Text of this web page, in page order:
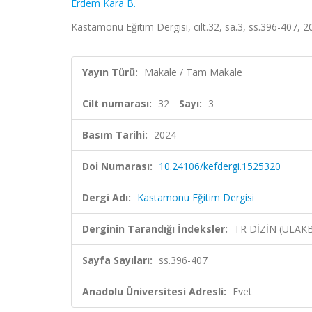
Erdem Kara B.
Kastamonu Eğitim Dergisi, cilt.32, sa.3, ss.396-407,
Yayın Türü: Makale / Tam Makale
Cilt numarası: 32 Sayı: 3
Basım Tarihi: 2024
Doi Numarası: 10.24106/kefdergi.1525320
Dergi Adı: Kastamonu Eğitim Dergisi
Derginin Tarandığı İndeksler: TR DİZİN
Sayfa Sayıları: ss.396-407
Anadolu Üniversitesi Adresli: Evet